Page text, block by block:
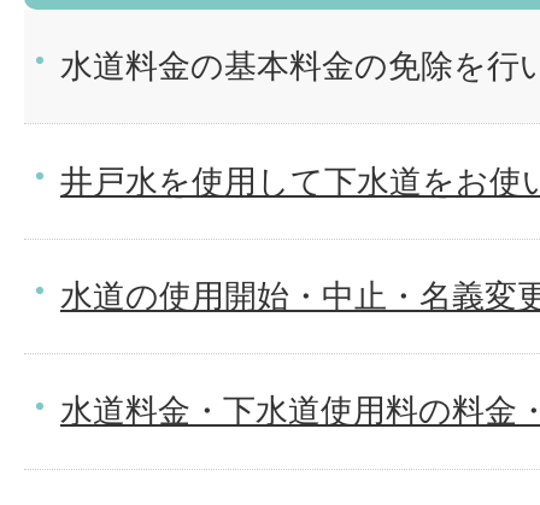
水道料金の基本料金の免除を行
井戸水を使用して下水道をお使
水道の使用開始・中止・名義変
水道料金・下水道使用料の料金